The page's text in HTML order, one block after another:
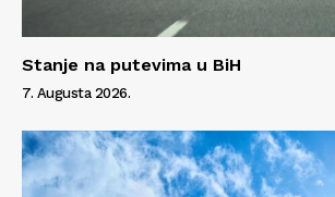
Info
O nama
Kontakt
Impressum
Stanje na putevima u BiH
7. Augusta 2026.